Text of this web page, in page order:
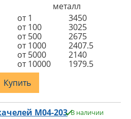
металл
от 1
3450
от 100
3025
от 500
2675
от 1000
2407.5
от 5000
2140
от 10000
1979.5
Купить
M04-203 В наличии